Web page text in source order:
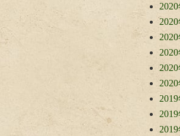
2020
2020
2020
2020